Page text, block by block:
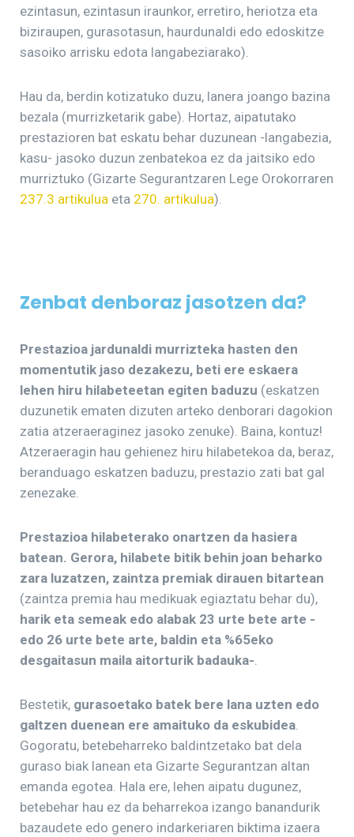
ezintasun, ezintasun iraunkor, erretiro, heriotza eta
biziraupen, gurasotasun, haurdunaldi edo edoskitze
sasoiko arrisku edota langabeziarako).
Hau da, berdin kotizatuko duzu, lanera joango bazina
bezala (murrizketarik gabe). Hortaz, aipatutako
prestazioren bat eskatu behar duzunean -langabezia,
kasu- jasoko duzun zenbatekoa ez da jaitsiko edo
murriztuko (Gizarte Segurantzaren Lege Orokorraren
237.3 artikulua eta 270. artikulua).
Zenbat denboraz jasotzen da?
Prestazioa jardunaldi murrizteka hasten den
momentutik jaso dezakezu, beti ere eskaera
lehen hiru hilabeteetan egiten baduzu (eskatzen
duzunetik ematen dizuten arteko denborari dagokion
zatia atzeraeraginez jasoko zenuke). Baina, kontuz!
Atzeraeragin hau gehienez hiru hilabetekoa da, beraz,
beranduago eskatzen baduzu, prestazio zati bat gal
zenezake.
Prestazioa hilabeterako onartzen da hasiera
batean. Gerora, hilabete bitik behin joan beharko
zara luzatzen, zaintza premiak dirauen bitartean
(zaintza premia hau medikuak egiaztatu behar du),
harik eta semeak edo alabak 23 urte bete arte -
edo 26 urte bete arte, baldin eta %65eko
desgaitasun maila aitorturik badauka-.
Bestetik, gurasoetako batek bere lana uzten edo
galtzen duenean ere amaituko da eskubidea.
Gogoratu, betebeharreko baldintzetako bat dela
guraso biak lanean eta Gizarte Segurantzan altan
emanda egotea. Hala ere, lehen aipatu dugunez,
betebehar hau ez da beharrekoa izango banandurik
bazaudete edo genero indarkeriaren biktima izaera